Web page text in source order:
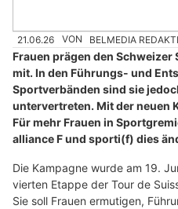
21.06.26 VON BELMEDIA
Frauen prägen den
mit. In den Führungs- und
Sportverbänden sind sie
untervertreten. Mit der neuen
Für mehr Frauen in
alliance F und sporti(f) dies
Die Kampagne wurde am 19.
vierten Etappe der Tour de
Sie soll Frauen ermutigen,